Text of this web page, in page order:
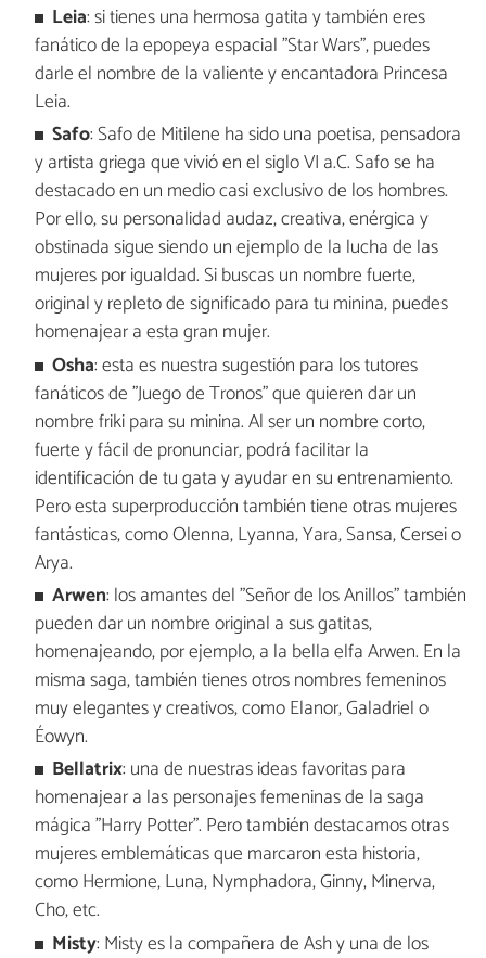
Leia: si tienes una hermosa gatita y también eres
fanático de la epopeya espacial "Star Wars", puedes
darle el nombre de la valiente y encantadora Princesa
Leia.
Safo: Safo de Mitilene ha sido una poetisa, pensadora
y artista griega que vivió en el siglo VI a.C. Safo se ha
destacado en un medio casi exclusivo de los hombres.
Por ello, su personalidad audaz, creativa, enérgica y
obstinada sigue siendo un ejemplo de la lucha de las
mujeres por igualdad. Si buscas un nombre fuerte,
original y repleto de significado para tu minina, puedes
homenajear a esta gran mujer.
Osha: esta es nuestra sugestión para los tutores
fanáticos de "Juego de Tronos" que quieren dar un
nombre friki para su minina. Al ser un nombre corto,
fuerte y fácil de pronunciar, podrá facilitar la
identificación de tu gata y ayudar en su entrenamiento.
Pero esta superproducción también tiene otras mujeres
fantásticas, como Olenna, Lyanna, Yara, Sansa, Cersei o
Arya.
Arwen: los amantes del "Señor de los Anillos" también
pueden dar un nombre original a sus gatitas,
homenajeando, por ejemplo, a la bella elfa Arwen. En la
misma saga, también tienes otros nombres femeninos
muy elegantes y creativos, como Elanor, Galadriel o
Éowyn.
Bellatrix: una de nuestras ideas favoritas para
homenajear a las personajes femeninas de la saga
mágica "Harry Potter". Pero también destacamos otras
mujeres emblemáticas que marcaron esta historia,
como Hermione, Luna, Nymphadora, Ginny, Minerva,
Cho, etc.
Misty: Misty es la compañera de Ash y una de los